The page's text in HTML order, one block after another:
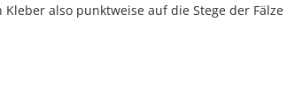
also punktweise auf die Stege der